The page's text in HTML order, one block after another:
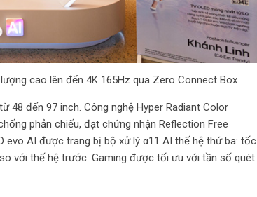
cao lên đến 4K 165Hz qua Zero Connect Box
48 đến 97 inch. Công nghệ Hyper Radiant Color
phản chiếu, đạt chứng nhận Reflection Free
evo AI được trang bị bộ xử lý α11 AI thế hệ thứ ba: tốc
với thế hệ trước. Gaming được tối ưu với tần số quét